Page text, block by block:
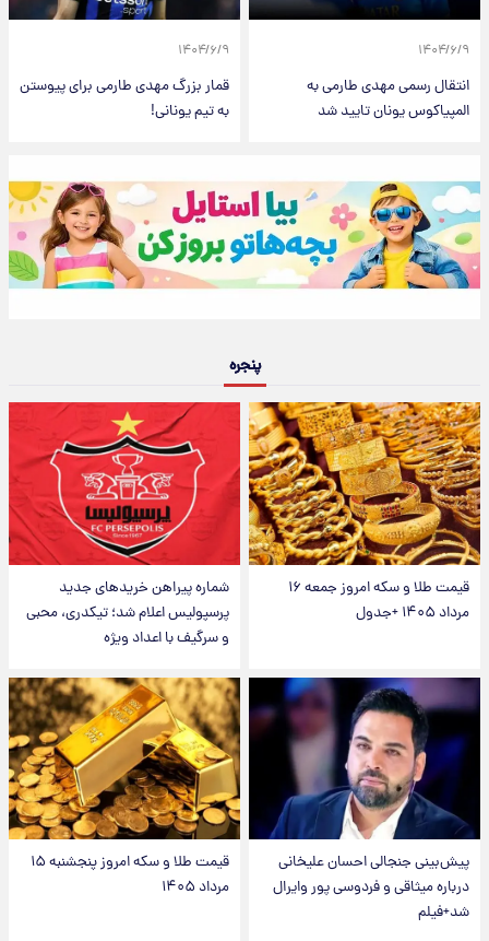
۱۴۰۴/۶/۹
انتقال رسمی مهدی طارمی به
المپیاکوس یونان تایید شد
۱۴۰۴/۶/۹
قمار بزرگ مهدی طارمی برای پیوستن
به تیم یونانی!
پنجره
قیمت طلا و سکه امروز جمعه ۱۶
مرداد ۱۴۰۵ +جدول
شماره پیراهن خریدهای جدید
پرسپولیس اعلام شد؛ تیکدری، محبی
و سرگیف با اعداد ویژه
پیش‌بینی جنجالی احسان علیخانی
درباره میثاقی و فردوسی پور وایرال
شد+فیلم
قیمت طلا و سکه امروز پنجشنبه ۱۵
مرداد ۱۴۰۵